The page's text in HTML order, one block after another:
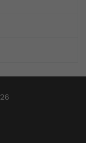
YouTube-